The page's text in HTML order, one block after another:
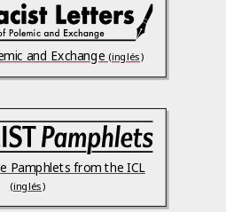
and Exchange (inglés)
Pamphlets from the ICL
(inglés)